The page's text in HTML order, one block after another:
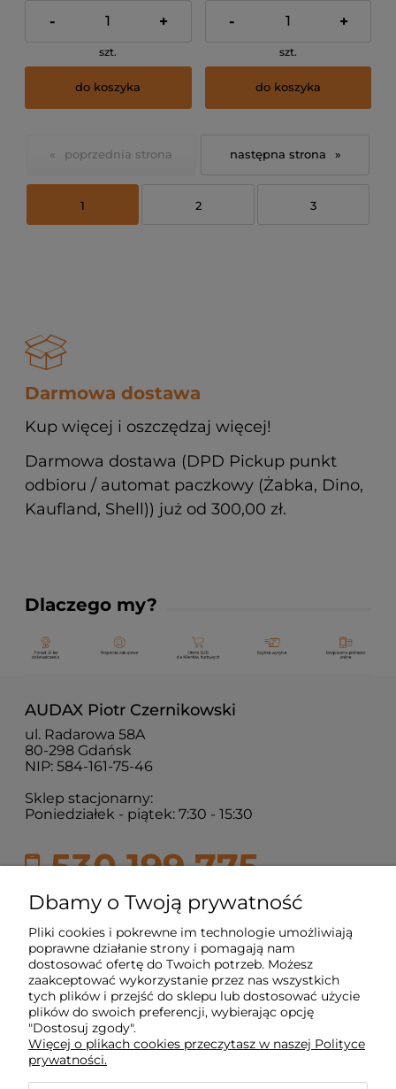
- +
szt.
do koszyka
- +
szt.
do koszyka
«
1 2 3
»
Darmowa dostawa
Kup więcej i oszczędzaj więcej!
Darmowa dostawa (DPD Pickup punkt
odbioru / automat paczkowy (Żabka, Dino,
Kaufland, Shell)) już od 300,00 zł.
Dlaczego my?
AUDAX Piotr Czernikowski
ul. Radarowa 58A
80-298 Gdańsk
NIP: 584-161-75-46
Sklep stacjonarny:
Poniedziałek - piątek: 7:30 - 15:30
530 199 775
sklepaudax@audax.net.pl
Moje konto
Strony Informacyjne
Pomoc
Dbamy o Twoją prywatność
Pliki cookies i pokrewne im technologie umożliwiają
poprawne działanie strony i pomagają nam
dostosować ofertę do Twoich potrzeb. Możesz
zaakceptować wykorzystanie przez nas wszystkich
tych plików i przejść do sklepu lub dostosować użycie
plików do swoich preferencji, wybierając opcję
"Dostosuj zgody".
Więcej o plikach cookies przeczytasz w naszej Polityce
prywatności.